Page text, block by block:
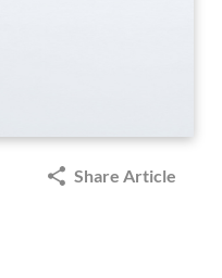
Share Article